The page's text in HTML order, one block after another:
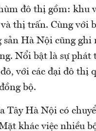
đô thị gồm: khu
thị trấn. Cùng với
sản Hà Nội cũng
Nổi bật là sự phát
với các đại đô thị
bộ.
Tây Hà Nội có
khác việc nhiều